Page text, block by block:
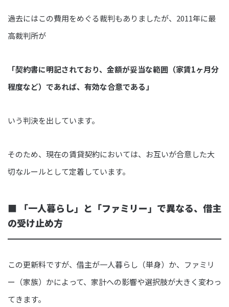
過去にはこの費用をめぐる裁判もありましたが、2011年に最
高裁判所が
「契約書に明記されており、金額が妥当な範囲（家賃1ヶ月分
程度など）であれば、有効な合意である」
いう判決を出しています。
そのため、現在の賃貸契約においては、お互いが合意した大
切なルールとして定着しています。
■ 「一人暮らし」と「ファミリー」で異なる、借主
の受け止め方
この更新料ですが、借主が一人暮らし（単身）か、ファミリ
ー（家族）かによって、家計への影響や選択肢が大きく変わっ
てきます。